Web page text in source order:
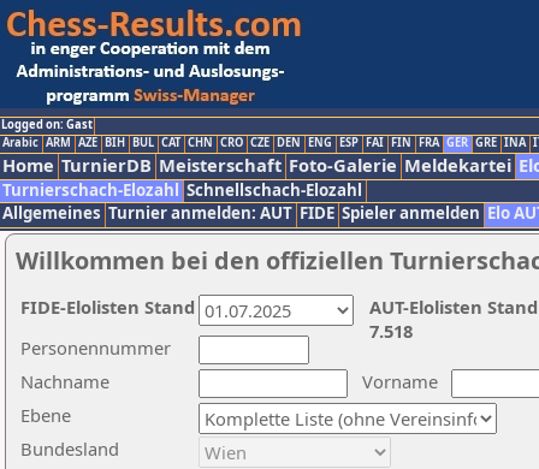
Logged on: Gast
Arabic ARM AZE BIH BUL CAT CHN CRO CZE DEN ENG ESP FAI FIN FRA GER GRE INA
Home TurnierDB Meisterschaft Foto-Galerie Meldekartei
Turnierschach-Elozahl Schnellschach-Elozahl
Allgemeines Turnier anmelden: AUT FIDE Spieler anmelden Elo
Willkommen bei den offiziellen
Nachname
Vorname
Ebene
Personennummer
Bundesland
AUT-Elolisten
7.518
FIDE-Elolisten Stand